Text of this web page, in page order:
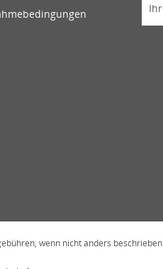
wenn nicht anders beschrieben